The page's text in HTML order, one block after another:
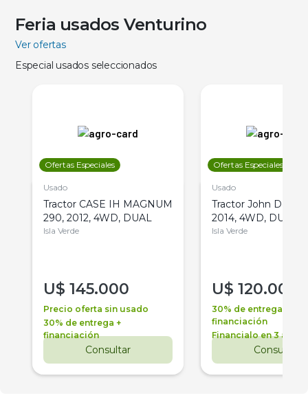
Feria usados Venturino
Ver ofertas
Especial usados seleccionados
Ofertas Especiales
Usado
Tractor CASE IH MAGNUM
290, 2012, 4WD, DUAL
Isla Verde
U$ 145.000
Precio oferta sin usado
30% de entrega +
financiación
Consultar
Ofertas Especiales
Usado
Tractor John Deere
2014, 4WD, DUAL
Isla Verde
U$ 120.000
30% de entrega +
financiación
Financialo en 3 años
Consultar